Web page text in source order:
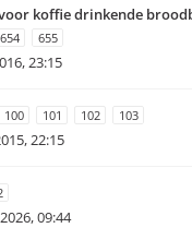
koffie drinkende
654 655
23:15
100 101 102 103
22:15
09:44